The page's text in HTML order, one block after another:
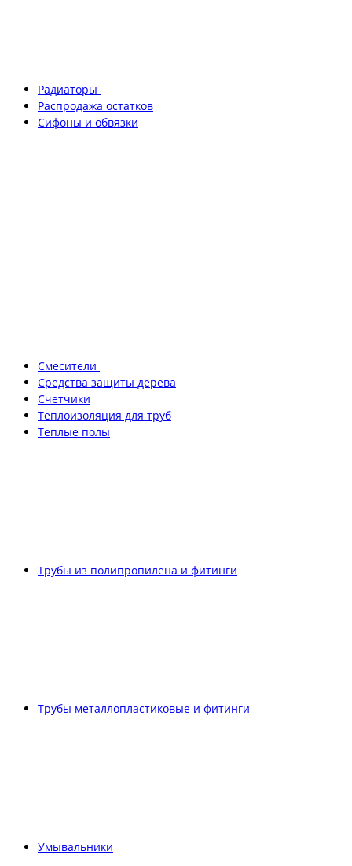
Радиаторы
Распродажа остатков
Сифоны и обвязки
Смесители
Средства защиты дерева
Счетчики
Теплоизоляция для труб
Теплые полы
Трубы из полипропилена и фитинги
Трубы металлопластиковые и фитинги
Умывальники